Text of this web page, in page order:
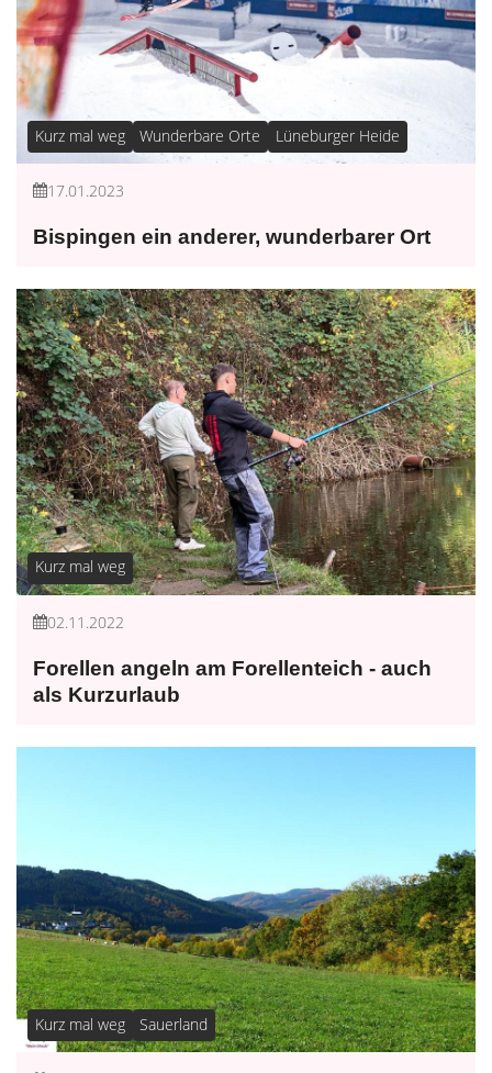
Kurz mal weg Wunderbare Orte Lüneburger Heide
17.01.2023
Bispingen ein anderer, wunderbarer Ort
Kurz mal weg
02.11.2022
Forellen angeln am Forellenteich - auch
als Kurzurlaub
Kurz mal weg Sauerland